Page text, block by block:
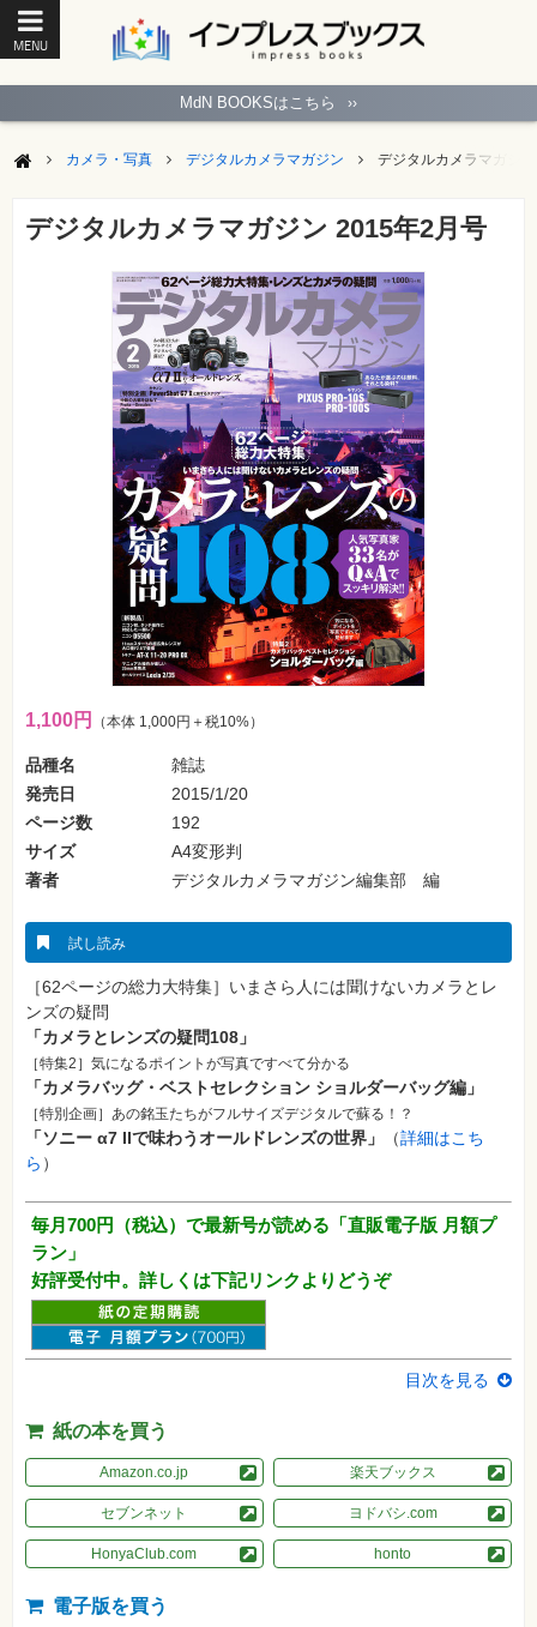
MENU
ペ
ジ
ソ
コ
ィ
ン
ビ
ジ
ネ
ス・
読
み
カ
メ
ラ・
写
真
資
格
試
験
プ
ラ
ミ
ン
グ
ネ
ッ
ワ
ク
ノ
ロ
ー
趣
味・
素
集
MdN BOOKSはこちら ››
カメラ・写真 デジタルカメラマガジン デジタルカメラマガジ
デジタルカメラマガジン 2015年2月号
1,100円 （本体 1,000円＋税10%）
品種名
雑誌
発売日
2015/1/20
ページ数
192
サイズ
A4変形判
著者
デジタルカメラマガジン編集部 編
試し読み
［62ページの総力大特集］いまさら人には聞けないカメラとレ
ンズの疑問
「カメラとレンズの疑問108」
［特集2］気になるポイントが写真ですべて分かる
「カメラバッグ・ベストセレクション ショルダーバッグ編」
［特別企画］ あの銘玉たちがフルサイズデジタルで蘇る！？
「ソニー α7 IIで味わうオールドレンズの世界」 （詳細はこち
ら ）
毎月700円（税込）で最新号が読める「直販電子版 月額プ
ラン」
好評受付中。詳しくは下記リンクよりどうぞ
目次を見る
紙の本を買う
Amazon.co.jp 楽天ブックス
セブンネット ヨドバシ.com
HonyaClub.com honto
電子版を買う